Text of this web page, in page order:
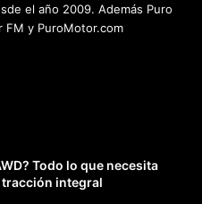
el año 2009. Además Puro
FM y PuroMotor.com
Todo lo que necesita
integral